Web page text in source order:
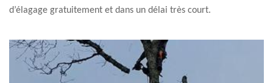
d’élagage gratuitement et dans un délai très court.